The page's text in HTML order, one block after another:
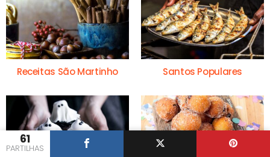
61
PARTILHAS
Receitas São Martinho Santos Populares